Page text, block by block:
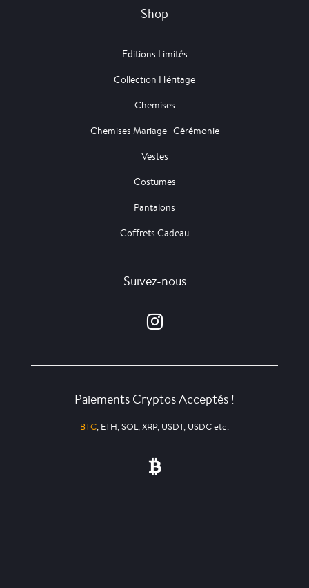
Shop
Editions Limités
Collection Héritage
Chemises
Chemises Mariage | Cérémonie
Vestes
Costumes
Pantalons
Coffrets Cadeau
Suivez-nous
Paiements Cryptos Acceptés !
BTC, ETH, SOL, XRP, USDT, USDC etc.